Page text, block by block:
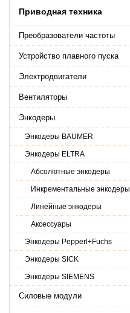
Приводная техника
Преобразователи частоты
Устройство плавного пуска
Электродвигатели
Вентиляторы
Энкодеры
Энкодеры BAUMER
Энкодеры ELTRA
Абсолютные энкодеры
Инкрементальные энкодеры
Линейные энкодеры
Аксессуары
Энкодеры Pepperl+Fuchs
Энкодеры SICK
Энкодеры SIEMENS
Силовые модули